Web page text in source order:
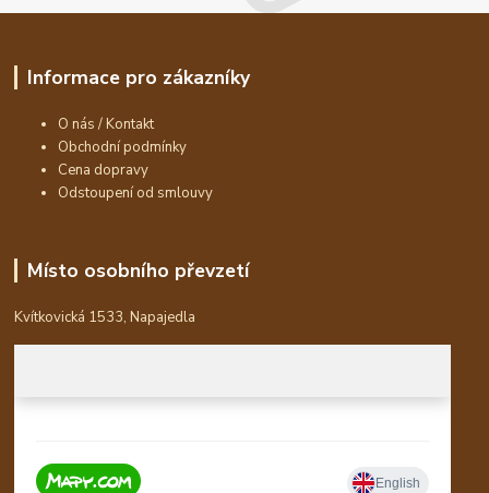
Informace pro zákazníky
O nás / Kontakt
Obchodní podmínky
Cena dopravy
Odstoupení od smlouvy
Místo osobního převzetí
Kvítkovická 1533, Napajedla